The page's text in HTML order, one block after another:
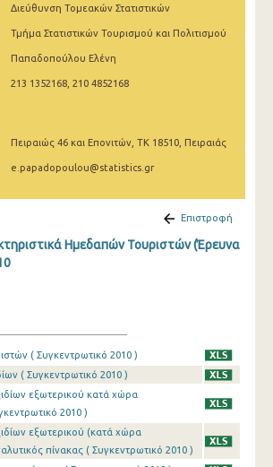
Διεύθυνση Τομεακών Στατιστικών
Τμήμα Στατιστικών Τουρισμού και Πολιτισμού
Παπαδοπούλου Ελένη
213 1352168, 210 4852168
Πειραιώς 46 και Επονιτών, ΤΚ 18510, Πειραιάς
e.papadopoulou@statistics.gr
Επιστροφή
Ημεδαπών Τουριστών (Έρευνα
( Συγκεντρωτικό 2010 )
( Συγκεντρωτικό 2010 )
εξωτερικού κατά χώρα
2010 )
εξωτερικού (κατά χώρα
πίνακας ( Συγκεντρωτικό 2010 )